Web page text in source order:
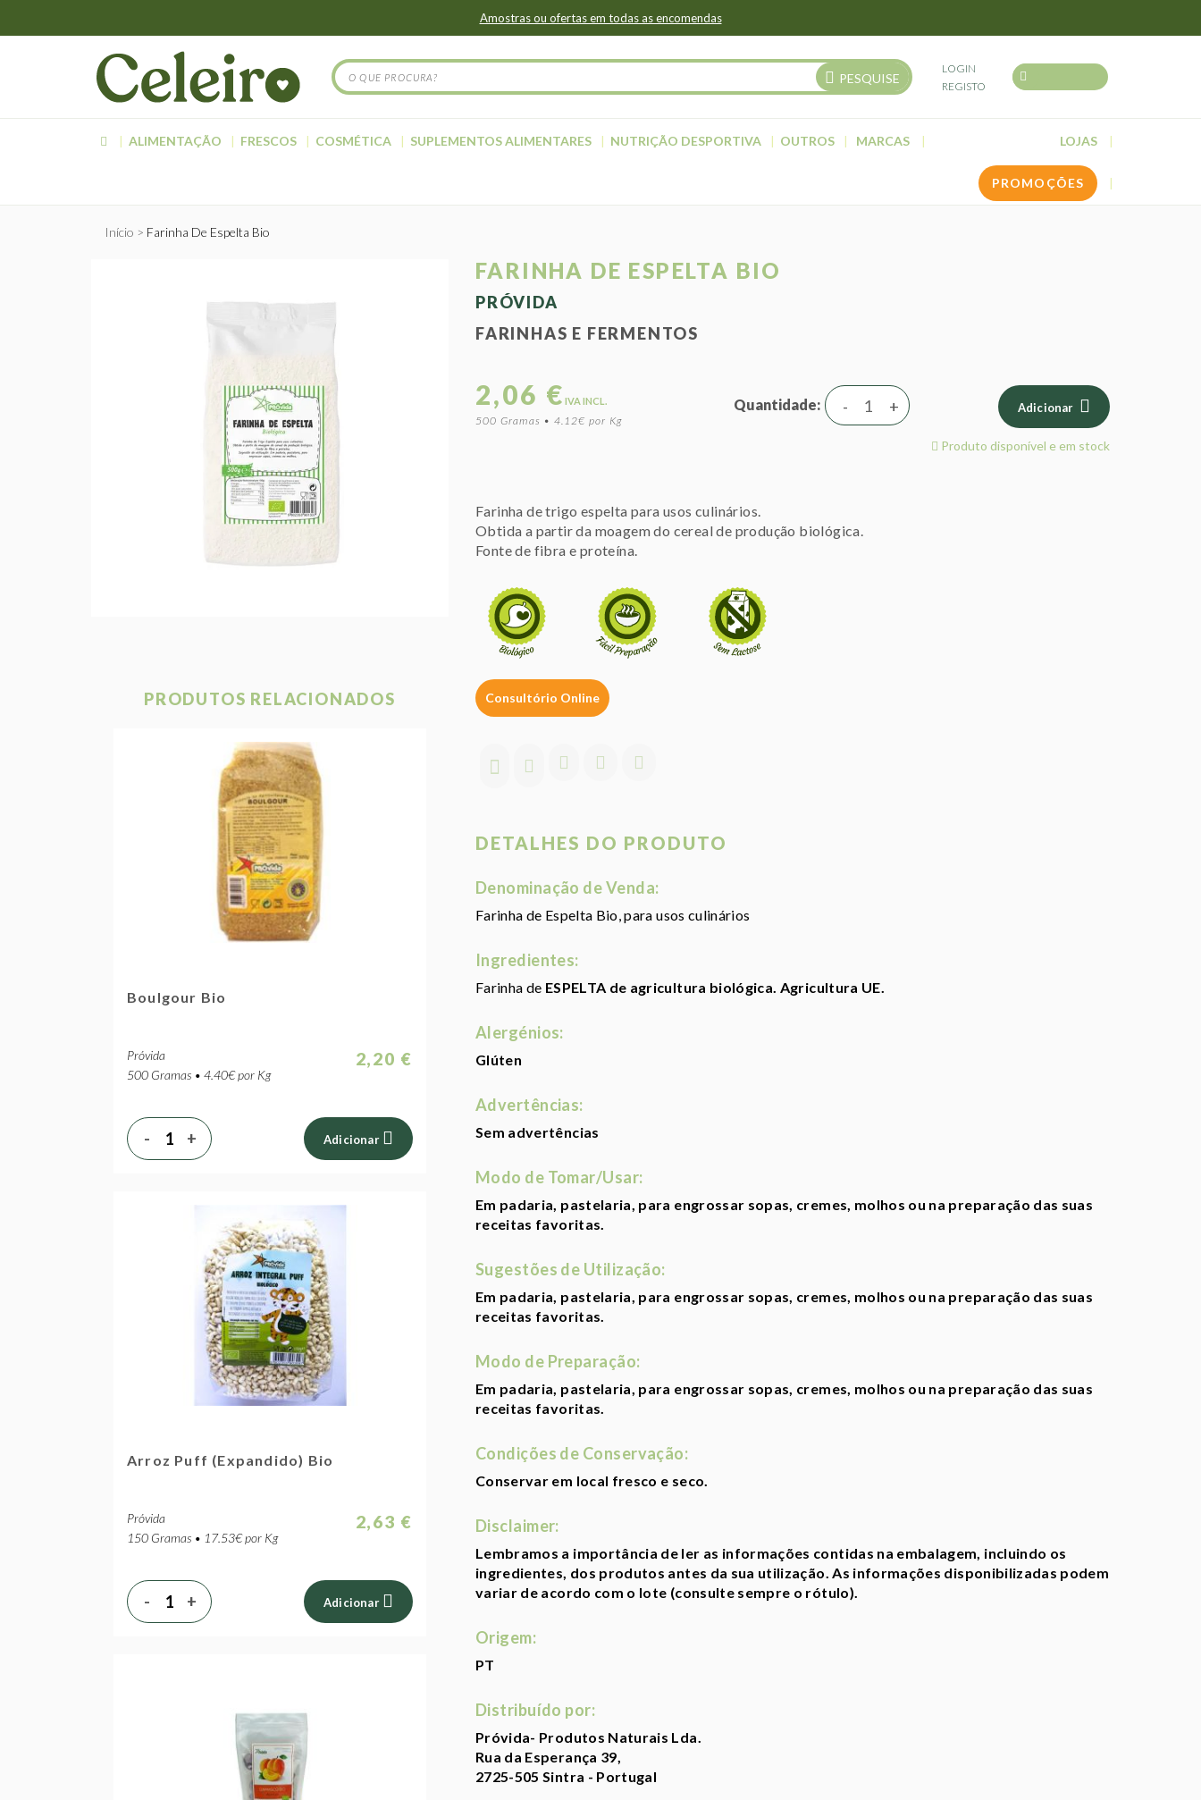
Amostras ou ofertas em todas as encomendas
PESQUISE
LOGIN
REGISTO
ALIMENTAÇÃO FRESCOS COSMÉTICA SUPLEMENTOS ALIMENTARES NUTRIÇÃO DESPORTIVA OUTROS MARCAS LOJAS
PROMOÇÕES
Início Farinha De Espelta Bio
FARINHA DE ESPELTA BIO
PRÓVIDA
FARINHAS E FERMENTOS
2,06 € IVA INCL.
500 Gramas • 4.12€ por Kg
Quantidade +
- Adicionar
Produto disponível e em stock
Farinha de trigo espelta para usos culinários.
Obtida a partir da moagem do cereal de produção biológica.
Fonte de fibra e proteína.
Consultório Online
DETALHES DO PRODUTO
Denominação de Venda:
Farinha de Espelta Bio, para usos culinários
Ingredientes:
Farinha de ESPELTA de agricultura biológica. Agricultura UE.
Alergénios:
Glúten
Advertências:
Sem advertências
Modo de Tomar/Usar:
Em padaria, pastelaria, para engrossar sopas, cremes, molhos ou na preparação das suas
receitas favoritas.
Sugestões de Utilização:
Em padaria, pastelaria, para engrossar sopas, cremes, molhos ou na preparação das suas
receitas favoritas.
Modo de Preparação:
Em padaria, pastelaria, para engrossar sopas, cremes, molhos ou na preparação das suas
receitas favoritas.
Condições de Conservação:
Conservar em local fresco e seco.
Disclaimer:
Lembramos a importância de ler as informações contidas na embalagem, incluindo os
ingredientes, dos produtos antes da sua utilização. As informações disponibilizadas podem
variar de acordo com o lote (consulte sempre o rótulo).
Origem:
PT
Distribuído por:
Próvida- Produtos Naturais Lda.
Rua da Esperança 39,
2725-505 Sintra - Portugal
PRODUTOS RELACIONADOS
Boulgour Bio
Próvida
500 Gramas • 4.40€ por Kg
2,20 €
+
- Adicionar
Arroz Puff (Expandido) Bio
Próvida
150 Gramas • 17.53€ por Kg
2,63 €
+
- Adicionar